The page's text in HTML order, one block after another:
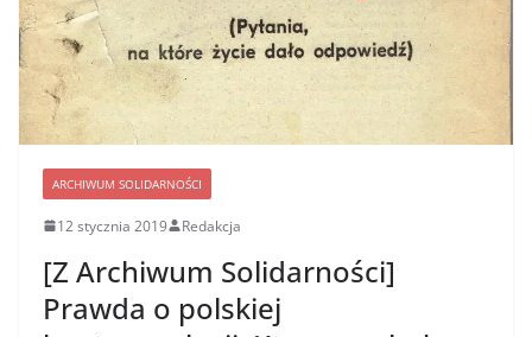
ARCHIWUM SOLIDARNOŚCI
12 stycznia 2019 Redakcja
[Z Archiwum Solidarności]
Prawda o polskiej